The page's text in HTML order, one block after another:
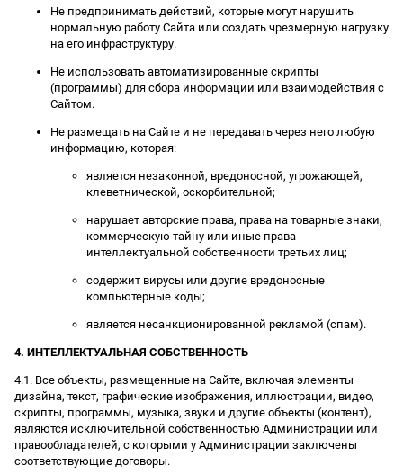
Не предпринимать действий, которые могут нарушить
нормальную работу Сайта или создать чрезмерную нагрузку
на его инфраструктуру.
Не использовать автоматизированные скрипты
(программы) для сбора информации или взаимодействия с
Сайтом.
Не размещать на Сайте и не передавать через него любую
информацию, которая:
является незаконной, вредоносной, угрожающей,
клеветнической, оскорбительной;
нарушает авторские права, права на товарные знаки,
коммерческую тайну или иные права
интеллектуальной собственности третьих лиц;
содержит вирусы или другие вредоносные
компьютерные коды;
является несанкционированной рекламой (спам).
4. ИНТЕЛЛЕКТУАЛЬНАЯ СОБСТВЕННОСТЬ
4.1. Все объекты, размещенные на Сайте, включая элементы
дизайна, текст, графические изображения, иллюстрации, видео,
скрипты, программы, музыка, звуки и другие объекты (контент),
являются исключительной собственностью Администрации или
правообладателей, с которыми у Администрации заключены
соответствующие договоры.